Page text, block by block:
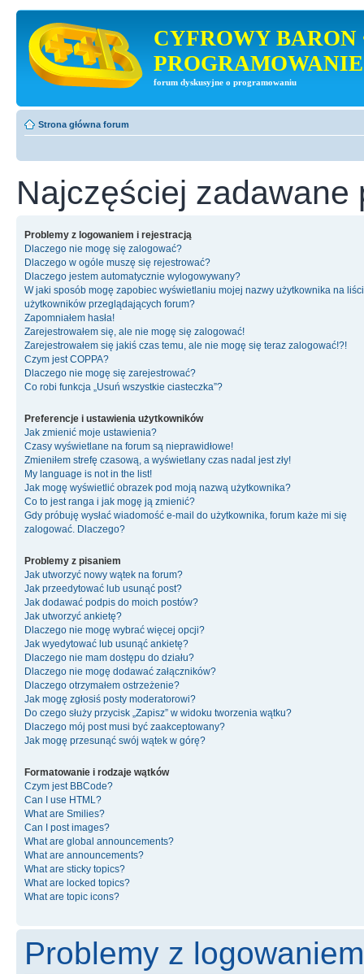
CYFROWY BARON
PROGRAMOWANIE
forum dyskusyjne o programowaniu
Strona główna forum
Najczęściej zadawane
Problemy z logowaniem i rejestracją
Dlaczego nie mogę się zalogować?
Dlaczego w ogóle muszę się rejestrować?
Dlaczego jestem automatycznie wylogowywany?
W jaki sposób mogę zapobiec wyświetlaniu mojej nazwy użytkownika na
użytkowników przeglądających forum?
Zapomniałem hasła!
Zarejestrowałem się, ale nie mogę się zalogować!
Zarejestrowałem się jakiś czas temu, ale nie mogę się teraz zalogować!?!
Czym jest COPPA?
Dlaczego nie mogę się zarejestrować?
Co robi funkcja „Usuń wszystkie ciasteczka”?
Preferencje i ustawienia użytkowników
Jak zmienić moje ustawienia?
Czasy wyświetlane na forum są nieprawidłowe!
Zmieniłem strefę czasową, a wyświetlany czas nadal jest zły!
My language is not in the list!
Jak mogę wyświetlić obrazek pod moją nazwą użytkownika?
Co to jest ranga i jak mogę ją zmienić?
Gdy próbuję wysłać wiadomość e-mail do użytkownika, forum każe mi się
zalogować. Dlaczego?
Problemy z pisaniem
Jak utworzyć nowy wątek na forum?
Jak przeedytować lub usunąć post?
Jak dodawać podpis do moich postów?
Jak utworzyć ankietę?
Dlaczego nie mogę wybrać więcej opcji?
Jak wyedytować lub usunąć ankietę?
Dlaczego nie mam dostępu do działu?
Dlaczego nie mogę dodawać załączników?
Dlaczego otrzymałem ostrzeżenie?
Jak mogę zgłosiś posty moderatorowi?
Do czego służy przycisk „Zapisz” w widoku tworzenia wątku?
Dlaczego mój post musi być zaakceptowany?
Jak mogę przesunąć swój wątek w górę?
Formatowanie i rodzaje wątków
Czym jest BBCode?
Can I use HTML?
What are Smilies?
Can I post images?
What are global announcements?
What are announcements?
What are sticky topics?
What are locked topics?
What are topic icons?
Problemy z